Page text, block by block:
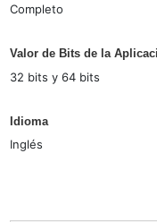
Completo
Valor de Bits de la
32 bits y 64 bits
Idioma
Inglés